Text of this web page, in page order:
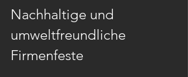
Nachhaltige und
umweltfreundliche
Firmenfeste